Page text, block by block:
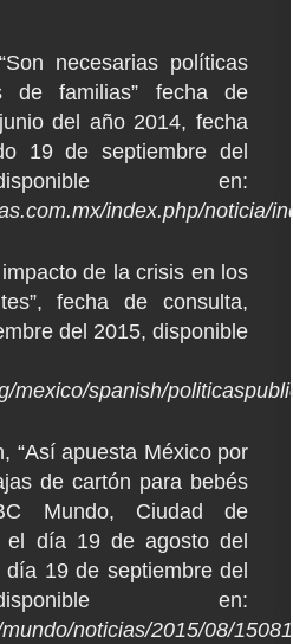
necesarias políticas
de familias” fecha de
del año 2014, fecha
19 de septiembre del
en:
index.php/noticia/
de la crisis en los
fecha de consulta,
del 2015, disponible
mexico/spanish/
“Así apuesta México por
de cartón para bebés
Mundo, Ciudad de
el día 19 de agosto del
19 de septiembre del
en:
noticias/2015/08/